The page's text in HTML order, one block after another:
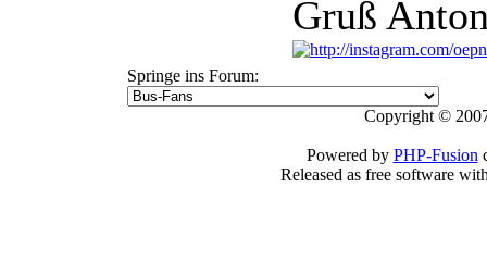
Gruß
Springe ins Forum:
Copyright ©
Powered by PHP-Fusion
Released as free software